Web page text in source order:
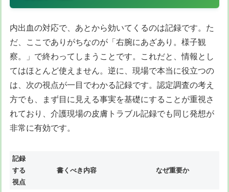
内出血の対応で、あとから効いてくるのは記録です。た
だ、ここでありがちなのが「右腕にあざあり。様子観
察。」で終わってしまうことです。これだと、情報とし
てはほとんど使えません。逆に、現場で本当に役立つの
は、次の視点が一目でわかる記録です。認定調査の考え
方でも、まず目に見える事実を基礎にすることが重視さ
れており、介護現場の皮膚トラブル記録でも同じ発想が
非常に有効です。
記録
する
視点
書くべき内容 なぜ重要か